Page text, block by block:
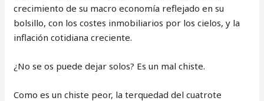
crecimiento de su macro economía reflejado en su
bolsillo, con los costes inmobiliarios por los cielos, y la
inflación cotidiana creciente.
¿No se os puede dejar solos? Es un mal chiste.
Como es un chiste peor, la terquedad del cuatrote